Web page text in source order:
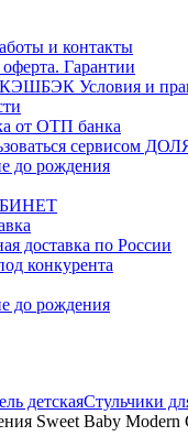
и контакты
Гарантии
Условия и
от ОТП банка
сервисом
до рождения
доставка по России
конкурента
до рождения
детскаяСтульчики
Sweet Baby Modern